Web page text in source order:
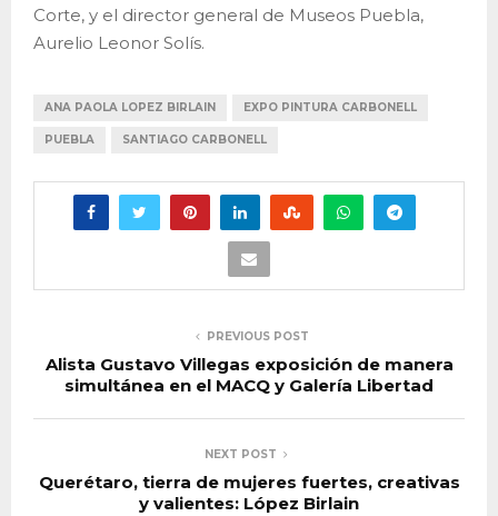
Corte, y el director general de Museos Puebla,
Aurelio Leonor Solís.
ANA PAOLA LOPEZ BIRLAIN EXPO PINTURA CARBONELL
PUEBLA SANTIAGO CARBONELL
PREVIOUS POST
Alista Gustavo Villegas exposición de manera
simultánea en el MACQ y Galería Libertad
NEXT POST
Querétaro, tierra de mujeres fuertes, creativas
y valientes: López Birlain